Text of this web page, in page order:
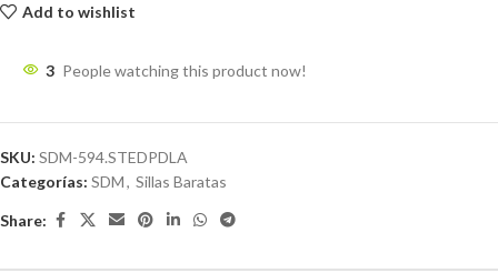
Add to wishlist
3 People watching this product now!
SKU: SDM-594.STEDPDLA
Categorías: SDM, Sillas Baratas
Share: